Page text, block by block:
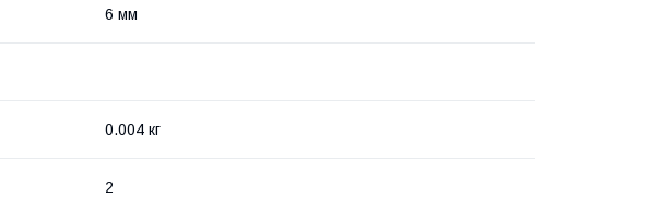
6 мм
0.004 кг
2